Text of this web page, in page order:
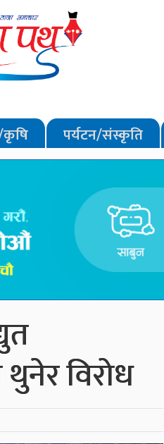
कृषि पर्यटन/संस्कृति
थुनेर विरोध